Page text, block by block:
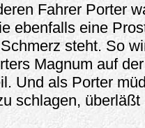
Fahrer Porter
ebenfalls eine
steht. So
Magnum auf
Und als Porter
schlagen,